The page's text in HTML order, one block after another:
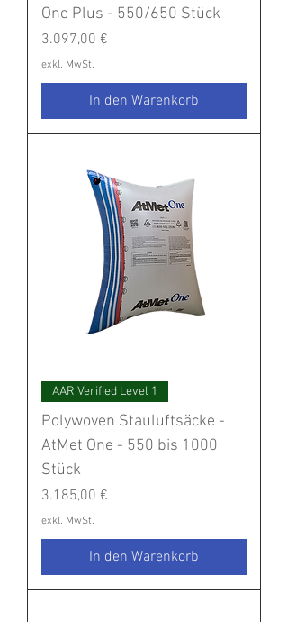
One Plus - 550/650 Stück
Preis
3.097,00 €
exkl. MwSt.
In den Warenkorb
AAR Verified Level 1
Polywoven Stauluftsäcke -
AtMet One - 550 bis 1000
Stück
Preis
3.185,00 €
exkl. MwSt.
In den Warenkorb